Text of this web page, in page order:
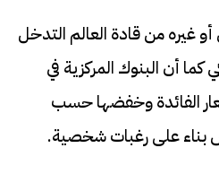
غيره من قادة العالم التدخل
كما أن البنوك المركزية في
الفائدة وخفضها حسب
بناء على رغبات شخصية.